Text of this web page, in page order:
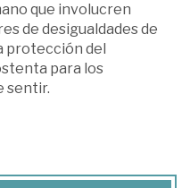
que involucren
de desigualdades de
protección del
para los
sentir.